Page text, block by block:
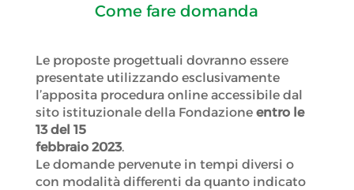
Come fare domanda
Le proposte progettuali dovranno essere
presentate utilizzando esclusivamente
l’apposita procedura online accessibile dal
sito istituzionale della Fondazioneentro le
13 del 15
febbraio 2023.
Le domande pervenute in tempi diversi o
con modalità differenti da quanto indicato